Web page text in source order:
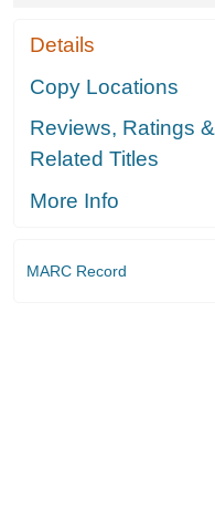
Details
Copy Locations
Reviews, Ratings &
Related Titles
More Info
MARC Record